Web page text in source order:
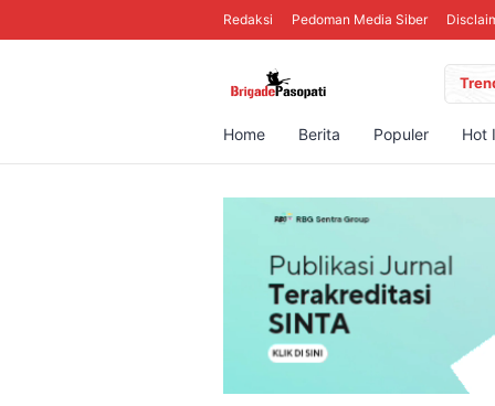
Redaksi Pedoman Media Siber
Home Berita Populer Hot